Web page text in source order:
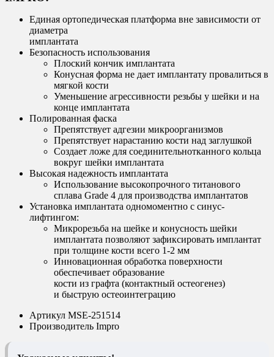
Единая ортопедическая платформа вне зависимости от
диаметра
имплантата
Безопасность использования
Плоский кончик имплантата
Конусная форма не дает имплантату провалиться в
мягкой кости
Уменьшение агрессивности резьбы у шейки и на
конце имплантата
Полированная фаска
Препятствует адгезии микроорганизмов
Препятствует нарастанию кости над заглушкой
Создает ложе для соединительнотканного кольца
вокруг шейки имплантата
Высокая надежность имплантата
Использование высокопрочного титанового
сплава Grade 4 для производства имплантатов
Установка имплантата одномоментно с синус-
лифтингом:
Микрорезьба на шейке и конусность шейки
имплантата позволяют зафиксировать имплантат
при толщине кости всего 1-2 мм
Инновационная обработка поверхности
обеспечивает образование
кости из графта (контактный остеогенез)
и быструю остеоинтеграцию
Артикул MSE-251514
Производитель Impro